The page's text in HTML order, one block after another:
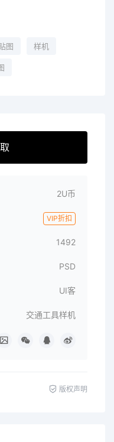
图 样机
2U币
VIP折扣
1492
PSD
UI客
交通工具样机
版权声明